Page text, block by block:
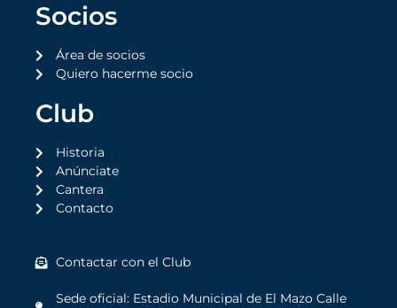
Socios
Área de socios
Quiero hacerme socio
Club
Historia
Anúnciate
Cantera
Contacto
Contactar con el Club
Sede oficial: Estadio Municipal de El Mazo Calle